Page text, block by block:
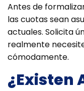
Antes de
las cuotas sean
actuales. Solicita
realmente
cómodamente.
¿Existen